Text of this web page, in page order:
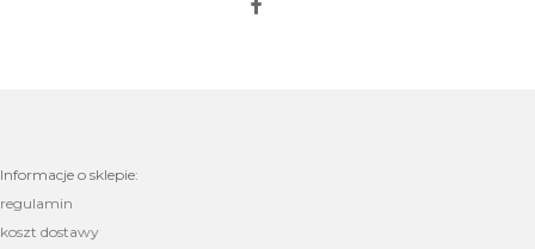
Informacje o sklepie:
regulamin
koszt dostawy